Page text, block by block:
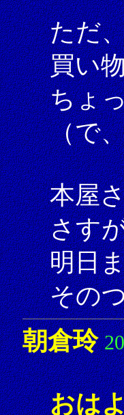
ただ
買い
ちょ
（で
本屋
さす
明日
その
朝倉玲
おは